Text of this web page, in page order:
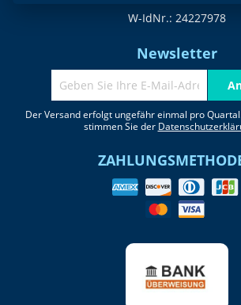
W-IdNr.: 24227978
Newsletter
Der Versand erfolgt ungefähr einmal pro
stimmen Sie der